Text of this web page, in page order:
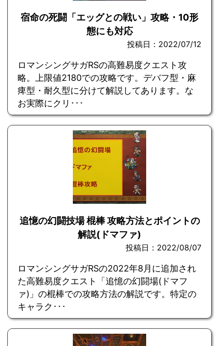
宿命の死闘「エッグとの戦い」攻略・10形
態にも対応
投稿日：2022/07/12
ロマンシングサガRSの高難易度クエスト攻
略。上限値2180での攻略です。デバフ型・麻
痺型・耐久型に分けて解説してあります。な
お実際にクリ･･･
追憶の幻闘技場 棍棒 攻略方法とポイントの
解説(ドマファ)
投稿日：2022/08/07
ロマンシングサガRSの2022年8月に追加され
た高難易度クエスト「追憶の幻闘場(ドマフ
ァ)」の棍棒での攻略方法の解説です。特定の
キャラク･･･